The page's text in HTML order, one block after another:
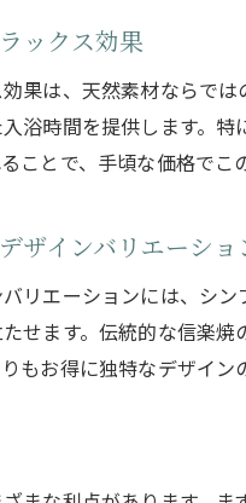
限定セールを狙っ
オンラインアウ
アウトレット店
中古陶器浴槽を
陶器浴槽の魅力とは？
陶器浴槽の素材
色と形状で選ぶ
実際に見て選ぶ
ックス効果
果は、天然素材ならで
浴時間を提供します。
ことで、手頃な価格で
ザインバリエーショ
リエーションには、シ
せます。伝統的な信楽
もお得に独特なデザイ